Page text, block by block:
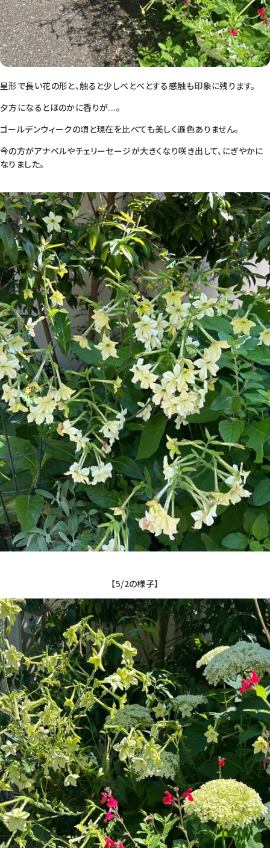
星形で長い花の形と、触ると少しべとべとする感触も印象に残ります。
夕方になるとほのかに香りが...。
ゴールデンウィークの頃と現在を比べても美しく遜色ありません。
今の方がアナベルやチェリーセージが大きくなり咲き出して、にぎやかに
なりました。
【5/2の様子】